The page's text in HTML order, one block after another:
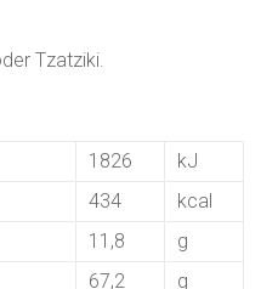
Tzatziki.
1826
kJ
434
kcal
11,8
g
67,2 g